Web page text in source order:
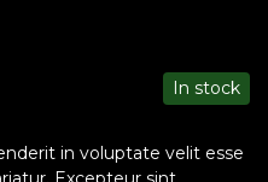
In stock
in voluptate velit esse